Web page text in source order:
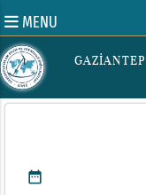
MENU
date_range